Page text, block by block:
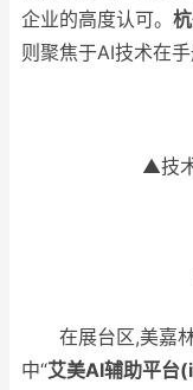
企业的高度认可。
则聚焦于AI技术在
▲技
在展台区,美嘉
中“艾美AI辅助平台(